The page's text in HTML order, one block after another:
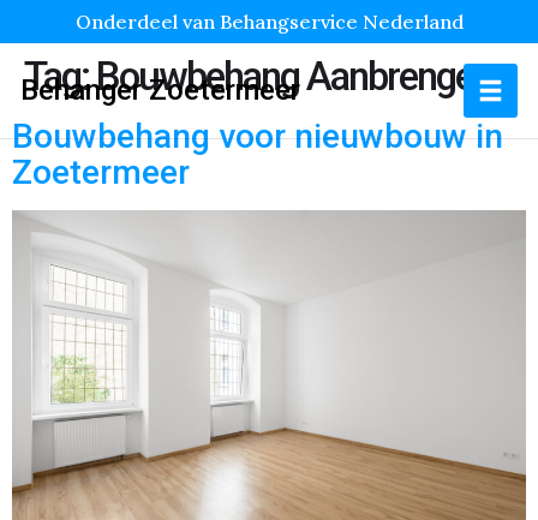
Onderdeel van Behangservice Nederland
Behanger Zoetermeer
Tag:Bouwbehang Aanbrengen
Bouwbehang voor nieuwbouw in
Zoetermeer